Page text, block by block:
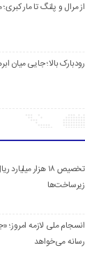
از مرال و پلنگ تا مار
رودبارک بالا؛ جایی میان
تخصیص ۱۸ هزار
زیرساخت‌ها
انسجام ملی لازمه
رسانه می‌خواهد